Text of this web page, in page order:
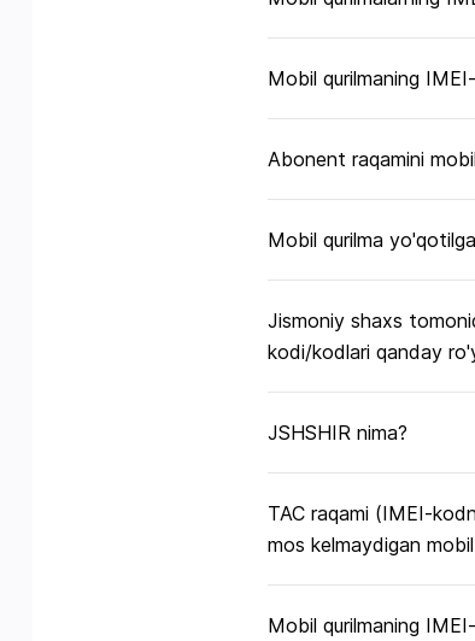
Mobil qurilmaning
Abonent raqamini
Mobil qurilma
Jismoniy shaxs
kodi/kodlari qanday
JSHSHIR nima?
TAC raqami (IMEI-
mos kelmaydigan
Mobil qurilmaning